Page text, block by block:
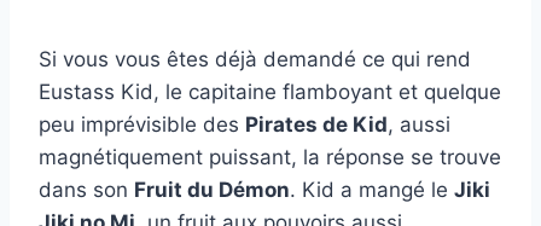
Si vous vous êtes déjà demandé ce qui rend
Eustass Kid, le capitaine flamboyant et quelque
peu imprévisible des Pirates de Kid, aussi
magnétiquement puissant, la réponse se trouve
dans son Fruit du Démon. Kid a mangé le Jiki